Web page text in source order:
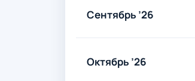
Сентябрь ’26
Октябрь ’26